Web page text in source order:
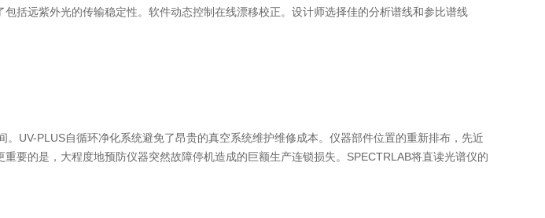
括远紫外光的传输稳定性。软件动态控制在线漂移校正。设计师选择佳的分析谱线和参比谱线
UV-PLUS自循环净化系统避免了昂贵的真空系统维护维修成本。仪器部件位置的重新排布，先近
要的是，大程度地预防仪器突然故障停机造成的巨额生产连锁损失。SPECTRLAB将直读光谱仪的